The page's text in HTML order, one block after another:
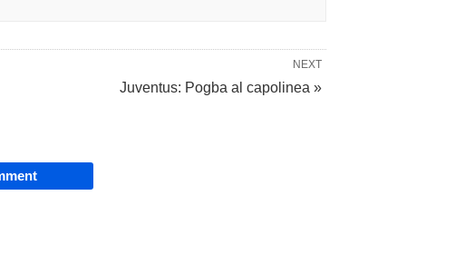
NEXT
Juventus: Pogba al capolinea »